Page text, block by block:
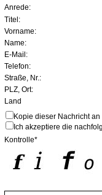
Anrede:
Titel:
Vorname:
Name:
E-Mail:
Telefon:
Straße, Nr.:
PLZ, Ort:
Land
Kopie dieser Nachricht
Ich akzeptiere die
Kontrolle*